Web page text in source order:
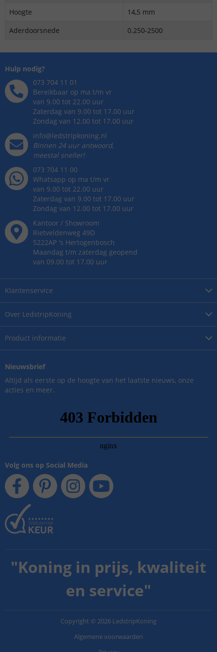
Hoogte
14,5 mm
Aderdoorsnede
0.250-2500
Over LedstripKoning
Product informatie
Klantenservice
Hulp nodig?
073 704 11 01
Bereikbaar op ma t/m vr
van 9.00 tot 22.00 uur
Zaterdag van 9.00 tot 17.00 uur
Zondag van 12.00 tot 17.00 uur
info@ledstripkoning.nl
Binnen 24 uur antwoord,
meestal sneller!
073 704 11 00
Whatsapp op ma t/m vr
van 9.00 tot 22.00 uur
Zaterdag van 9.00 tot 17.00 uur
Zondag van 12.00 tot 17.00 uur
Kantoor / Showroom
Rietveldenweg 49D
5222AP 's Hertogenbosch
Maandag t/m zaterdag geopend
van 09.00 tot 17.00 uur
Nieuwsbrief
Altijd als eerste op de hoogte van het laatste nieuws, onze
acties en meer.
Volg ons op Social Media
"Koning in prijs, kwaliteit
en service"
Copyright © 2026 LedstripKoning
Algemene voorwaarden